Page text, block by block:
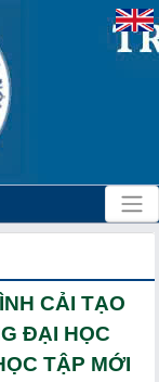
CẢI TẠO
ĐẠI HỌC
TẬP MỚI